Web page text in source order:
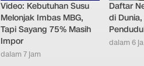
Video: Kebutuhan Susu
Melonjak Imbas MBG,
Tapi Sayang 75% Masih
Impor
dalam 7 jam
Daftar
di
dalam 6